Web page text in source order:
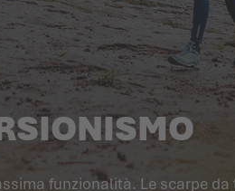
funzionalità. Le scarpe